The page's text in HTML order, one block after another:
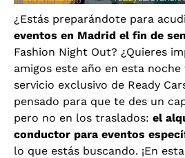
¿Estás preparándote para
eventos en Madrid el fin de
Fashion Night Out? ¿Quieres
amigos este año en esta noche
servicio exclusivo de Ready
pensado para que te des un
pero no en los traslados: el
conductor para eventos
lo que estás buscando. ¡En